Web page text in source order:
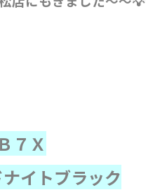
７Ｘ
イトブラック